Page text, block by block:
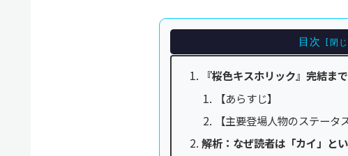
目次
『桜色キスホリック』完結ま
【あらすじ】
【主要登場人物のステータス
解析：なぜ読者は「カイ」と